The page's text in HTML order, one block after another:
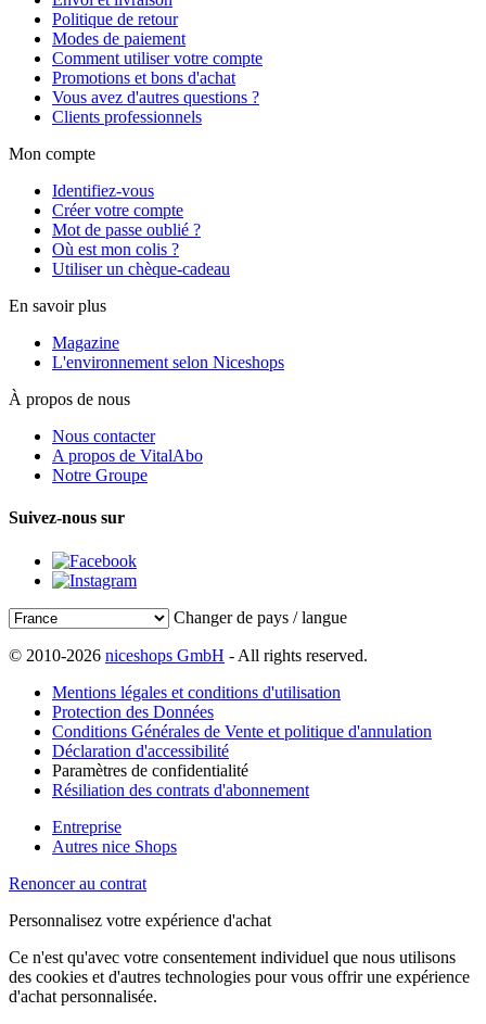
Politique de retour
Modes de paiement
Comment utiliser votre compte
Promotions et bons d'achat
Vous avez d'autres questions ?
Clients professionnels
Mon compte
Identifiez-vous
Créer votre compte
Mot de passe oublié ?
Où est mon colis ?
Utiliser un chèque-cadeau
En savoir plus
Magazine
L'environnement selon Niceshops
À propos de nous
Nous contacter
A propos de VitalAbo
Notre Groupe
Suivez-nous sur
Changer de pays / langue
© 2010-2026 niceshops GmbH - All rights reserved.
Mentions légales et conditions d'utilisation
Protection des Données
Conditions Générales de Vente et politique d'annulation
Déclaration d'accessibilité
Paramètres de confidentialité
Résiliation des contrats d'abonnement
Entreprise
Autres nice Shops
Renoncer au contrat
Personnalisez votre expérience d'achat
Ce n'est qu'avec votre consentement individuel que nous utilisons
des cookies et d'autres technologies pour vous offrir une expérience
d'achat personnalisée.